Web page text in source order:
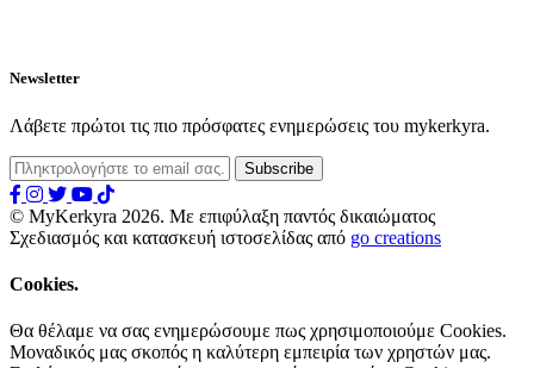
Newsletter
Λάβετε πρώτοι τις πιο πρόσφατες ενημερώσεις του mykerkyra.
© MyKerkyra 2026. Με επιφύλαξη παντός δικαιώματος
Σχεδιασμός και κατασκευή ιστοσελίδας από go creations
Cookies.
Θα θέλαμε να σας ενημερώσουμε πως χρησιμοποιούμε Cookies.
Μοναδικός μας σκοπός η καλύτερη εμπειρία των χρηστών μας.